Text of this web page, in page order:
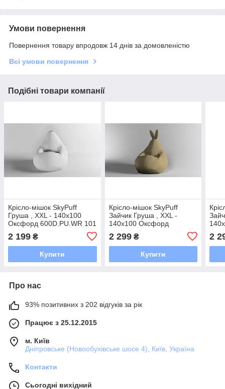
Умови повернення
Повернення товару впродовж 14 днів за домовленістю
Всі умови повернення
Подібні товари компанії
Крісло-мішок SkyPuff
Груша , XXL - 140х100
Оксфорд 600D.PU.WR 101
2 199 ₴
Купити
Крісло-мішок SkyPuff
Зайчик Груша , XXL -
140х100 Оксфорд
2 299₴
Купити
2
Про нас
93% позитивних з 202 відгуків за рік
Працює з 25.12.2015
м. Київ
Дніпровське (Новообухівське шосе 4), Київ, Україна
Контакти
Сьогодні вихідний